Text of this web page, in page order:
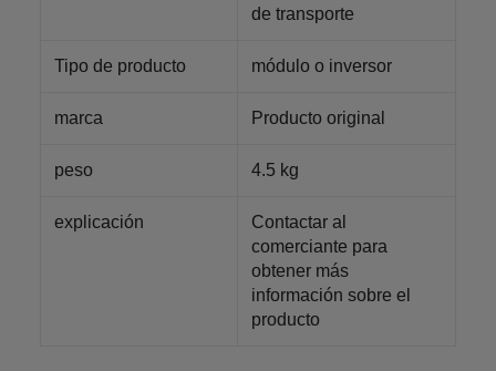
de transporte
Tipo de producto módulo o inversor
marca Producto original
peso 4.5 kg
explicación
Contactar al
comerciante para
obtener más
información sobre el
producto